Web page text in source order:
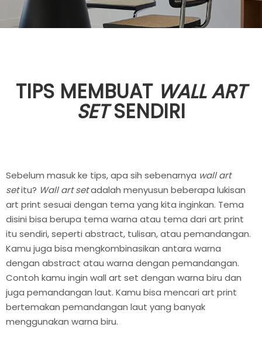
TIPS MEMBUATWALL ART
SETSENDIRI
Sebelum masuk ke tips, apa sih sebenarnya wall art
setitu? Wall art setadalah menyusun beberapa lukisan
art print sesuai dengan tema yang kita inginkan. Tema
disini bisa berupa tema warna atau tema dari art print
itu sendiri, seperti abstract, tulisan, atau pemandangan.
Kamu juga bisa mengkombinasikan antara warna
dengan abstract atau warna dengan pemandangan.
Contoh kamu ingin wall art set dengan warna biru dan
juga pemandangan laut. Kamu bisa mencari art print
bertemakan pemandangan laut yang banyak
menggunakan warna biru.